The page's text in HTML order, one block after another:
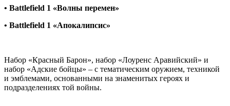
• Battlefield 1 «Волны перемен»
• Battlefield 1 «Апокалипсис»
Набор «Красный Барон», набор «Лоуренс Аравийский» и
набор «Адские бойцы» – с тематическим оружием, техникой
и эмблемами, основанными на знаменитых героях и
подразделениях той войны.